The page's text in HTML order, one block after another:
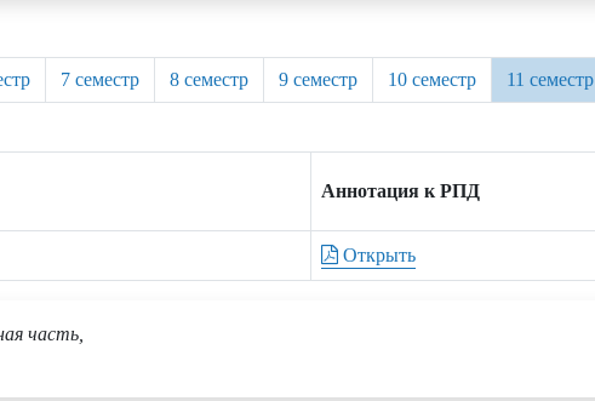
7 семестр 8 семестр 9 семестр 10 семестр 11 семестр
Аннотация к РПД
Открыть
часть,